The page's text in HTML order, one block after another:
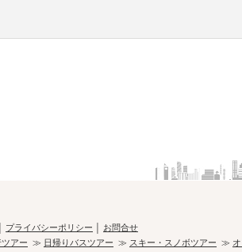
プライバシーポリシー
お問合せ
ツアー ≫ 日帰りバスツアー ≫ スキー・スノボツアー ≫